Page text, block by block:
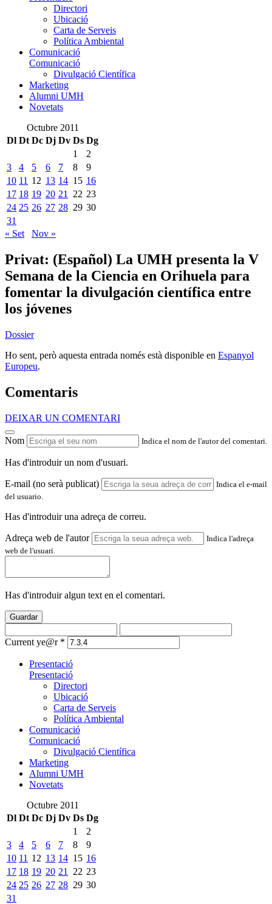
Directori
Ubicació
Carta de Serveis
Política Ambiental
Comunicació
Comunicació
Divulgació Científica
Marketing
Alumni UMH
Novetats
Octubre 2011
Dl Dt Dc Dj Dv Ds Dg
1
2
3
4 5 6 7 8
9
10 11 12 13 14 15 16
17 18 19 20 21 22 23
24 25 26 27 28 29 30
31
« Set
Nov »
Privat: (Español) La UMH presenta la V
Semana de la Ciencia en Orihuela para
fomentar la divulgación científica entre
los jóvenes
Dossier
Ho sent, però aquesta entrada només està disponible en Espanyol
Europeu.
Comentaris
DEIXAR UN COMENTARI
Nom Indica el nom de l'autor del comentari.
Has d'introduir un nom d'usuari.
E-mail (no serà publicat)
Indica el e-mail
del usuario.
Has d'introduir una adreça de correu.
Adreça web de l'autor
Indica l'adreça
web de l'usuari.
Has d'introduir algun text en el comentari.
Guardar
Current ye@r *
Presentació
Presentació
Directori
Ubicació
Carta de Serveis
Política Ambiental
Comunicació
Comunicació
Divulgació Científica
Marketing
Alumni UMH
Novetats
Octubre 2011
Dl Dt Dc Dj Dv Ds Dg
1
2
3
4 5 6 7 8
9
10 11 12 13 14 15 16
17 18 19 20 21 22 23
24 25 26 27 28 29 30
31